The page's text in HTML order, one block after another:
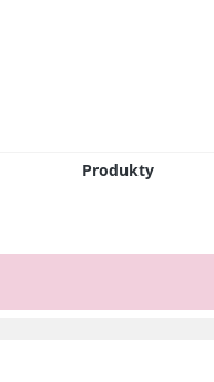
Produkty